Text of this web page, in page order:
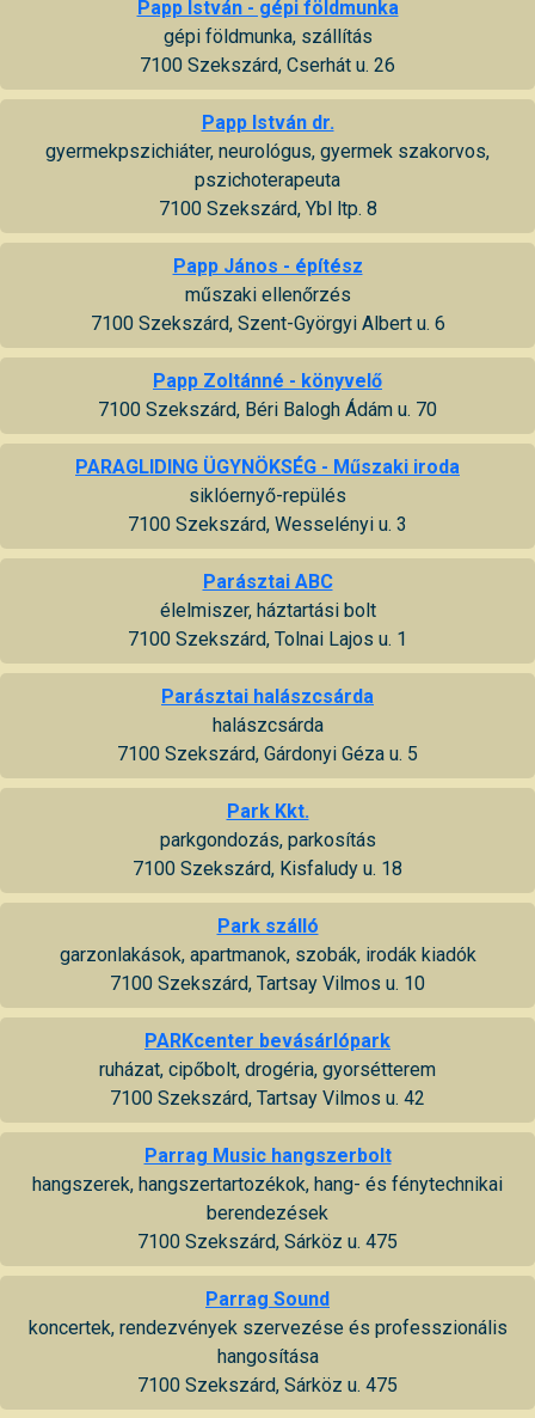
Papp István - gépi földmunka
gépi földmunka, szállítás
7100 Szekszárd, Cserhát u. 26
Papp István dr.
gyermekpszichiáter, neurológus, gyermek szakorvos,
pszichoterapeuta
7100 Szekszárd, Ybl ltp. 8
Papp János - építész
műszaki ellenőrzés
7100 Szekszárd, Szent-Györgyi Albert u. 6
Papp Zoltánné - könyvelő
7100 Szekszárd, Béri Balogh Ádám u. 70
PARAGLIDING ÜGYNÖKSÉG - Műszaki iroda
siklóernyő-repülés
7100 Szekszárd, Wesselényi u. 3
Parásztai ABC
élelmiszer, háztartási bolt
7100 Szekszárd, Tolnai Lajos u. 1
Parásztai halászcsárda
halászcsárda
7100 Szekszárd, Gárdonyi Géza u. 5
Park Kkt.
parkgondozás, parkosítás
7100 Szekszárd, Kisfaludy u. 18
Park szálló
garzonlakások, apartmanok, szobák, irodák kiadók
7100 Szekszárd, Tartsay Vilmos u. 10
PARKcenter bevásárlópark
ruházat, cipőbolt, drogéria, gyorsétterem
7100 Szekszárd, Tartsay Vilmos u. 42
Parrag Music hangszerbolt
hangszerek, hangszertartozékok, hang- és fénytechnikai
berendezések
7100 Szekszárd, Sárköz u. 475
Parrag Sound
koncertek, rendezvények szervezése és professzionális
hangosítása
7100 Szekszárd, Sárköz u. 475